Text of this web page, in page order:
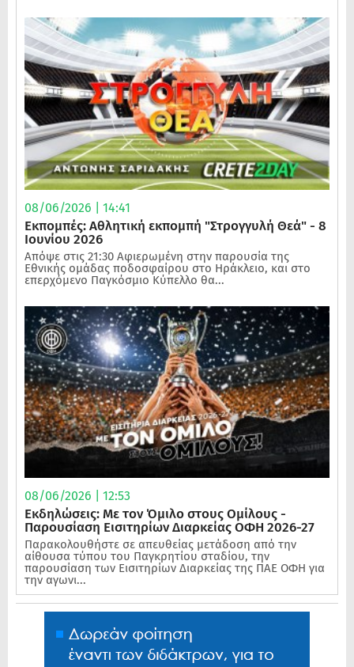
08/06/2026 | 14:41
Εκπομπές: Αθλητική εκπομπή "Στρογγυλή Θεά" - 8
Ιουνίου 2026
Απόψε στις 21:30 Αφιερωμένη στην παρουσία της
Εθνικής ομάδας ποδοσφαίρου στο Ηράκλειο, και στο
επερχόμενο Παγκόσμιο Κύπελλο θα...
08/06/2026 | 12:53
Εκδηλώσεις: Με τον Όμιλο στους Ομίλους -
Παρουσίαση Εισιτηρίων Διαρκείας ΟΦΗ 2026-27
Παρακολουθήστε σε απευθείας μετάδοση από την
αίθουσα τύπου του Παγκρητίου σταδίου, την
παρουσίαση των Εισιτηρίων Διαρκείας της ΠΑΕ ΟΦΗ για
την αγωνι...